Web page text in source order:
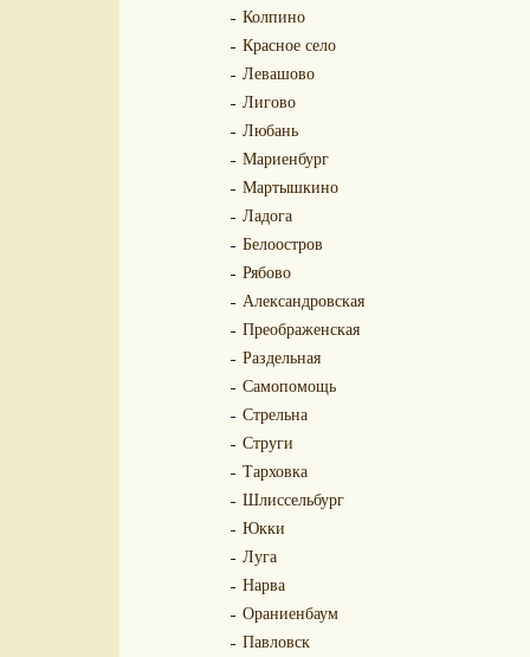
Колпино
Красное село
Левашово
Лигово
Любань
Мариенбург
Мартышкино
Ладога
Белоостров
Рябово
Александровская
Преображенская
Раздельная
Самопомощь
Стрельна
Струги
Тарховка
Шлиссельбург
Юкки
Луга
Нарва
Ораниенбаум
Павловск